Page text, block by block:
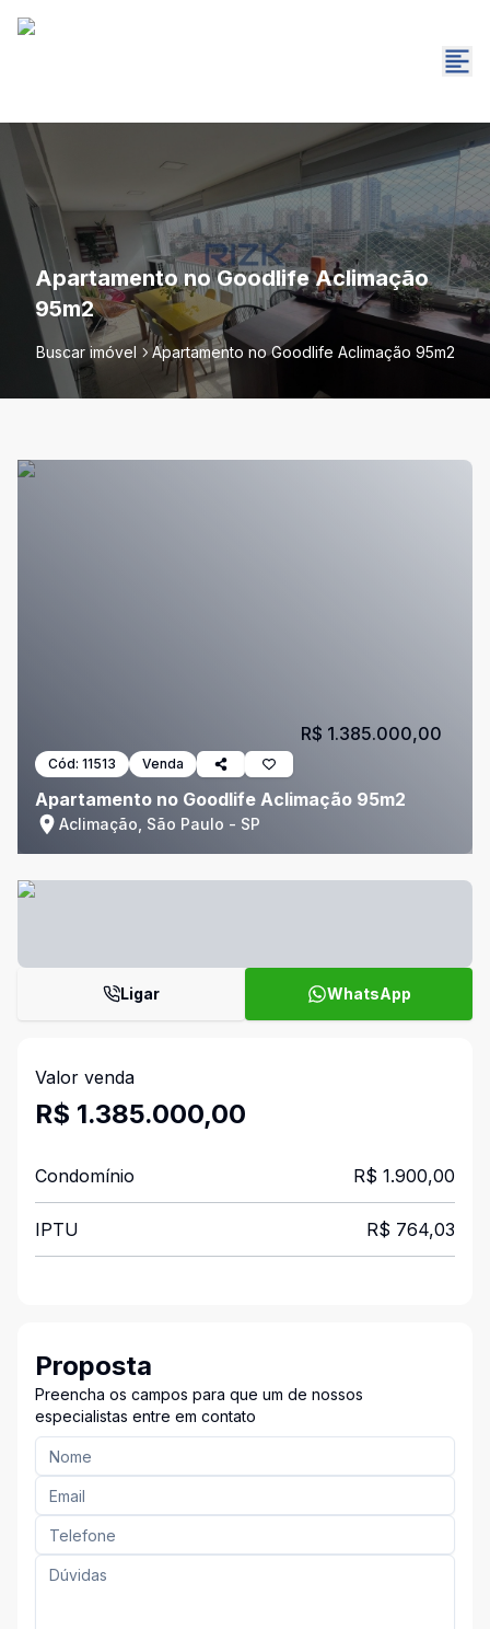
Apartamento no Goodlife Aclimação
95m2
Buscar imóvel Apartamento no Goodlife Aclimação 95m2
Cód: 11513 Venda
Apartamento no Goodlife Aclimação 95m2
Aclimação, São Paulo - SP
R$ 1.385.000,00
Ligar WhatsApp
Valor venda
R$ 1.385.000,00
Condomínio R$ 1.900,00
IPTU R$ 764,03
Proposta
Preencha os campos para que um de nossos
especialistas entre em contato